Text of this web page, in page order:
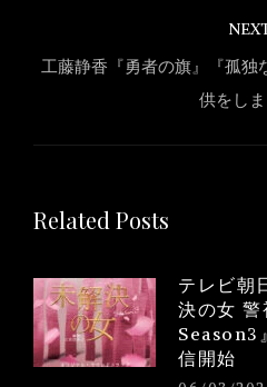
工藤静香『勇者の旗』『孤独
供をし
Related Posts
テレビ朝
決の女 警
Season3
信開始